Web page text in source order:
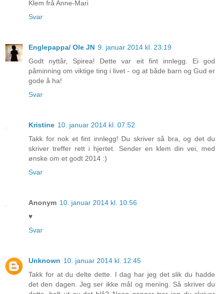
Klem frå Anne-Mari
Svar
Englepappa/ Ole JN 9. januar 2014 kl. 23:19
Godt nyttår, Spirea! Dette var eit fint innlegg. Ei god
påminning om viktige ting i livet - og at både barn og Gud er
gode å ha!
Svar
Kristine 10. januar 2014 kl. 07:52
Takk for nok et fint innlegg! Du skriver så bra, og det du
skriver treffer rett i hjertet. Sender en klem din vei, med
ønske om et godt 2014 :)
Svar
Anonym 10. januar 2014 kl. 10:56
♥
Svar
Unknown 10. januar 2014 kl. 12:45
Takk for at du delte dette. I dag har jeg det slik du hadde
det den dagen. Jeg ser ikke mål og mening. Så skriver du